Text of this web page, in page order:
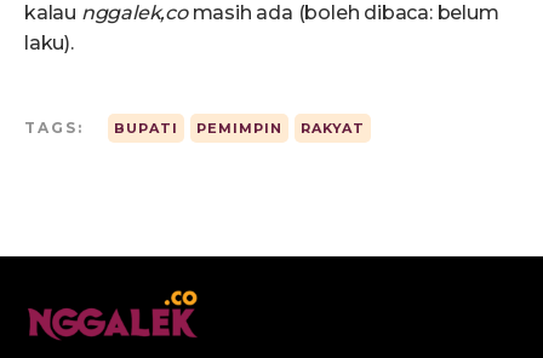
kalau nggalek,comasih ada (boleh dibaca: belum
laku).
TAGS: BUPATI PEMIMPIN RAKYAT